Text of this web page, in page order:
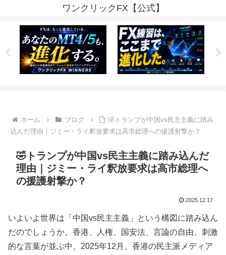
ワンクリックFX【公式】
ホーム ブログ
🤣トランプが中国vs民主主義に踏み
込んだ理由｜ジミー・ライ釈放要求は高市総理への援護射撃か？
🤣トランプが中国vs民主主義に踏み込んだ
理由｜ジミー・ライ釈放要求は高市総理へ
の援護射撃か？
2025.12.17
いよいよ世界は「中国vs民主主義」という構図に踏み込ん
だのでしょうか。香港、人権、国安法、言論の自由、刺激
的な言葉が並ぶ中、2025年12月、香港の民主派メディア